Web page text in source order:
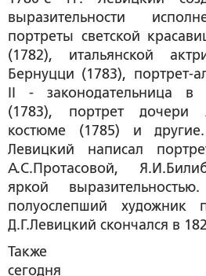
выразительности
портреты светской
(1782), итальянской
Бернуцци (1783), портрет-
II - законодательница в
(1783), портрет
костюме (1785) и
Левицкий написал
А.С.Протасовой,
яркой
полуослепший художник
Д.Г.Левицкий скончался в
Также
сегодня